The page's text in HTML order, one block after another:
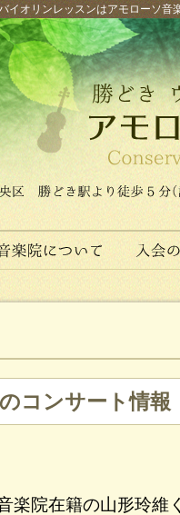
イオリンレッスンはアモローソ
コンサート情報
楽院在籍の山形玲